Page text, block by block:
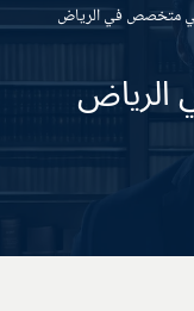
متخصص في الرياض